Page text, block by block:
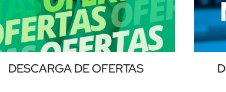
DESCARGA DE OFERTAS